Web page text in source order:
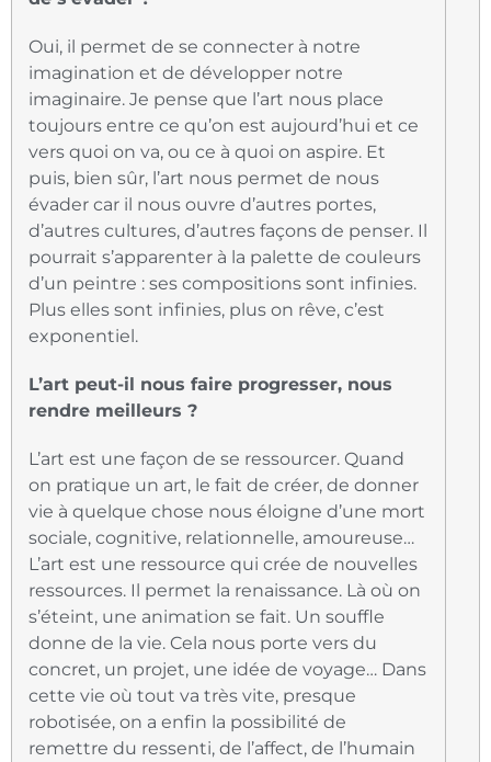
Oui, il permet de se connecter à notre
imagination et de développer notre
imaginaire. Je pense que l’art nous place
toujours entre ce qu’on est aujourd’hui et ce
vers quoi on va, ou ce à quoi on aspire. Et
puis, bien sûr, l’art nous permet de nous
évader car il nous ouvre d’autres portes,
d’autres cultures, d’autres façons de penser. Il
pourrait s’apparenter à la palette de couleurs
d’un peintre : ses compositions sont infinies.
Plus elles sont infinies, plus on rêve, c’est
exponentiel.
L’art peut-il nous faire progresser, nous
rendre meilleurs ?
L’art est une façon de se ressourcer. Quand
on pratique un art, le fait de créer, de donner
vie à quelque chose nous éloigne d’une mort
sociale, cognitive, relationnelle, amoureuse…
L’art est une ressource qui crée de nouvelles
ressources. Il permet la renaissance. Là où on
s’éteint, une animation se fait. Un souffle
donne de la vie. Cela nous porte vers du
concret, un projet, une idée de voyage… Dans
cette vie où tout va très vite, presque
robotisée, on a enfin la possibilité de
remettre du ressenti, de l’affect, de l’humain